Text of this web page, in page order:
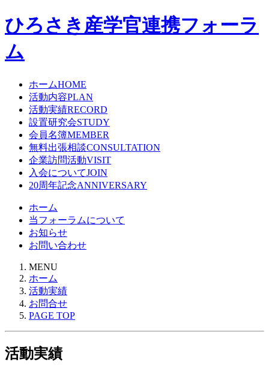
ひろさき産学官連携フォーラ
ム
ホームHOME
活動内容PLAN
活動実績RECORD
設置研究会STUDY
会員名簿MEMBER
無料出張相談CONSULTATION
企業訪問活動VISIT
入会についてJOIN
20周年記念ANNIVERSARY
ホーム
当フォーラムについて
お知らせ
お問い合わせ
MENU
ホーム
活動実績
お問合せ
PAGE TOP
活動実績